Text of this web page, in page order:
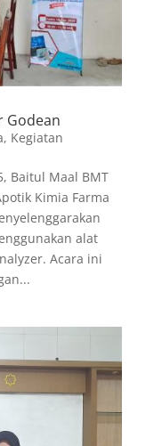
Godean
, Kegiatan
Baitul Maal BMT
Kimia Farma
alat
Acara ini